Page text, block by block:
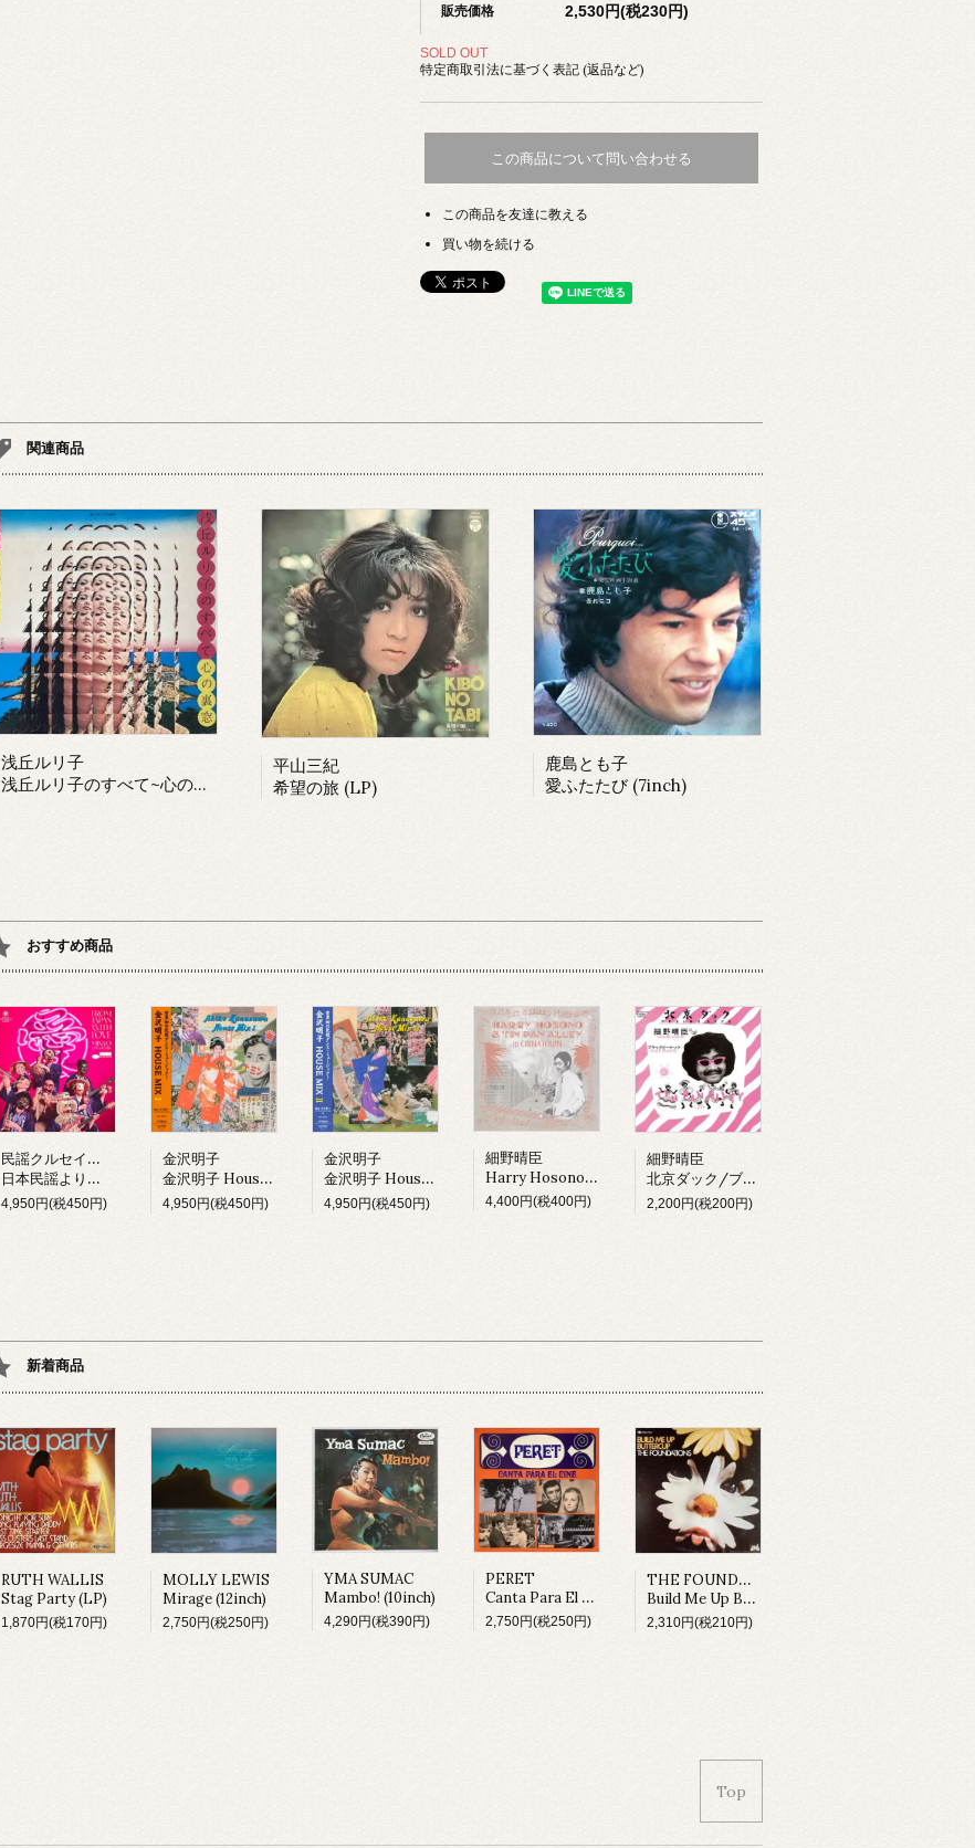
販売価格 2,530円(税230円)
SOLD OUT
特定商取引法に基づく表記 (返品など)
この商品について問い合わせる
この商品を友達に教える
買い物を続ける
関連商品
浅丘ルリ子
浅丘ルリ子のすべて~心の裏窓 (LP)
平山三紀
希望の旅 (LP)
鹿島とも子
愛ふたたび (7inch)
おすすめ商品
民謡クルセイダーズ
日本民謡より愛をこめて (LP)
4,950円(税450円)
金沢明子
金沢明子 House Mix I (LP)
4,950円(税450円)
金沢明子
金沢明子 House Mix II (LP)
4,950円(税450円)
細野晴臣
Harry Hosono & Tin Pan Alley In China Town (LP)
4,400円(税400円)
細野晴臣
北京ダック/ブラックピーナッツ
2,200円(税200円)
新着商品
RUTH WALLIS
Stag Party (LP)
1,870円(税170円)
MOLLY LEWIS
Mirage (12inch)
2,750円(税250円)
YMA SUMAC
Mambo! (10inch)
4,290円(税390円)
PERET
Canta Para El Cine (LP)
2,750円(税250円)
THE FOUNDATIONS
Build Me Up Buttercup (LP)
2,310円(税210円)
Top